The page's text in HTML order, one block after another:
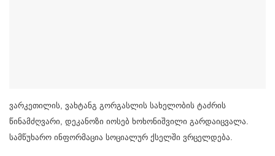
ვარკეთილის, ვახტანგ გორგასლის სახელობის ტაძრის
წინამძღვარი, დეკანოზი იოსებ ხოხონიშვილი გარდაიცვალა.
სამწუხარო ინფორმაცია სოციალურ ქსელში ვრცელდება.